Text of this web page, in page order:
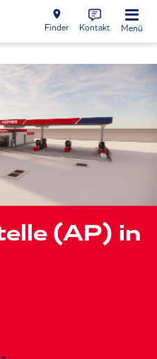
Finder Kontakt Menü
(AP) in